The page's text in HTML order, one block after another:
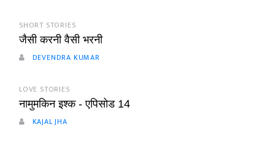
SHORT STORIES
जैसी करनी वैसी भरनी
DEVENDRA KUMAR
LOVE STORIES
नामुमकिन इश्क - एपिसोड 14
KAJAL JHA